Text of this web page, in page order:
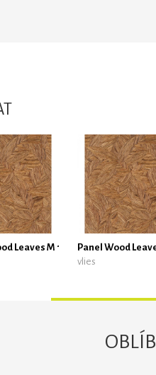
Reliefs, Caselio
Leaves M 10617 25 26 z kolekce
Panel Wood
vlies